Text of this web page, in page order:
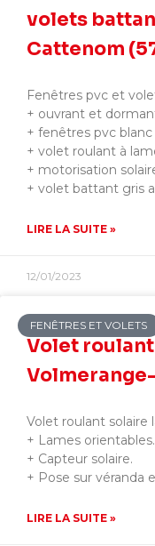
volets
Cattenom
Fenêtres pvc et
+ ouvrant et
+ fenêtres pvc
+ volet roulant à
+ motorisation
+ volet battant gris
LIRE LA SUITE »
12/01/2023
FENÊTRES ET VOLETS
Volet
Volet roulant solaire
+ Lames orientables.
+ Capteur solaire.
+ Pose sur véranda
LIRE LA SUITE »